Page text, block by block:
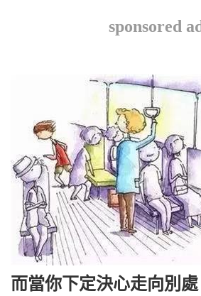
sponsored
而當你下定決心走向別處